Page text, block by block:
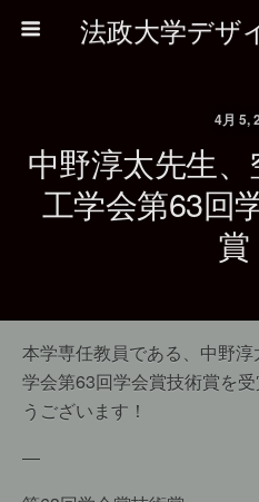
4月 5,
中野淳太先生
工学会第63回
賞
本学専任教員である、中野
学会第63回学会賞技術賞を
うございます！
—